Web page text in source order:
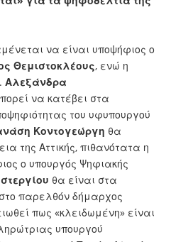
να είναι υποψήφιος ο
Θεμιστοκλέους, ενώ η
Αλεξάνδρα
να κατέβει στα
του υφυπουργού
Κοντογεώργη θα
της Αττικής, πιθανότατα η
ο υπουργός Ψηφιακής
θα είναι στα
παρελθόν δήμαρχος
πως «κλειδωμένη» είναι
υπουργού